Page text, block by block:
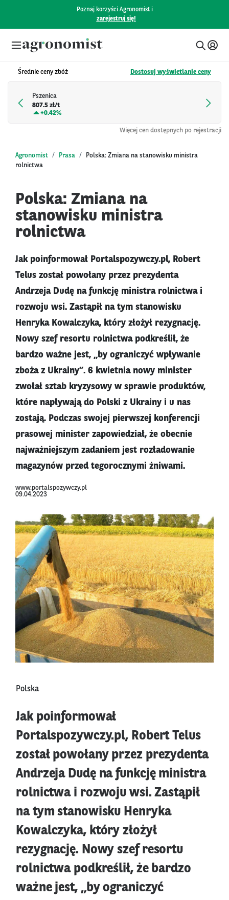
Poznaj korzyści Agronomist i
zarejestruj się!
Średnie ceny zbóż Dostosuj wyświetlanie ceny
Pszenica
807.5 zł/t
+0.42%
Więcej cen dostępnych po rejestracji
Agronomist Prasa
Polska: Zmiana na stanowisku ministra
rolnictwa
Polska: Zmiana na
stanowisku ministra
rolnictwa
Jak poinformował Portalspozywczy.pl, Robert
Telus został powołany przez prezydenta
Andrzeja Dudę na funkcję ministra rolnictwa i
rozwoju wsi. Zastąpił na tym stanowisku
Henryka Kowalczyka, który złożył rezygnację.
Nowy szef resortu rolnictwa podkreślił, że
bardzo ważne jest, „by ograniczyć wpływanie
zboża z Ukrainy”. 6 kwietnia nowy minister
zwołał sztab kryzysowy w sprawie produktów,
które napływają do Polski z Ukrainy i u nas
zostają. Podczas swojej pierwszej konferencji
prasowej minister zapowiedział, że obecnie
najważniejszym zadaniem jest rozładowanie
magazynów przed tegorocznymi żniwami.
www.portalspozywczy.pl
09.04.2023
Polska
Jak poinformował
Portalspozywczy.pl, Robert Telus
został powołany przez prezydenta
Andrzeja Dudę na funkcję ministra
rolnictwa i rozwoju wsi. Zastąpił
na tym stanowisku Henryka
Kowalczyka, który złożył
rezygnację. Nowy szef resortu
rolnictwa podkreślił, że bardzo
ważne jest, „by ograniczyć